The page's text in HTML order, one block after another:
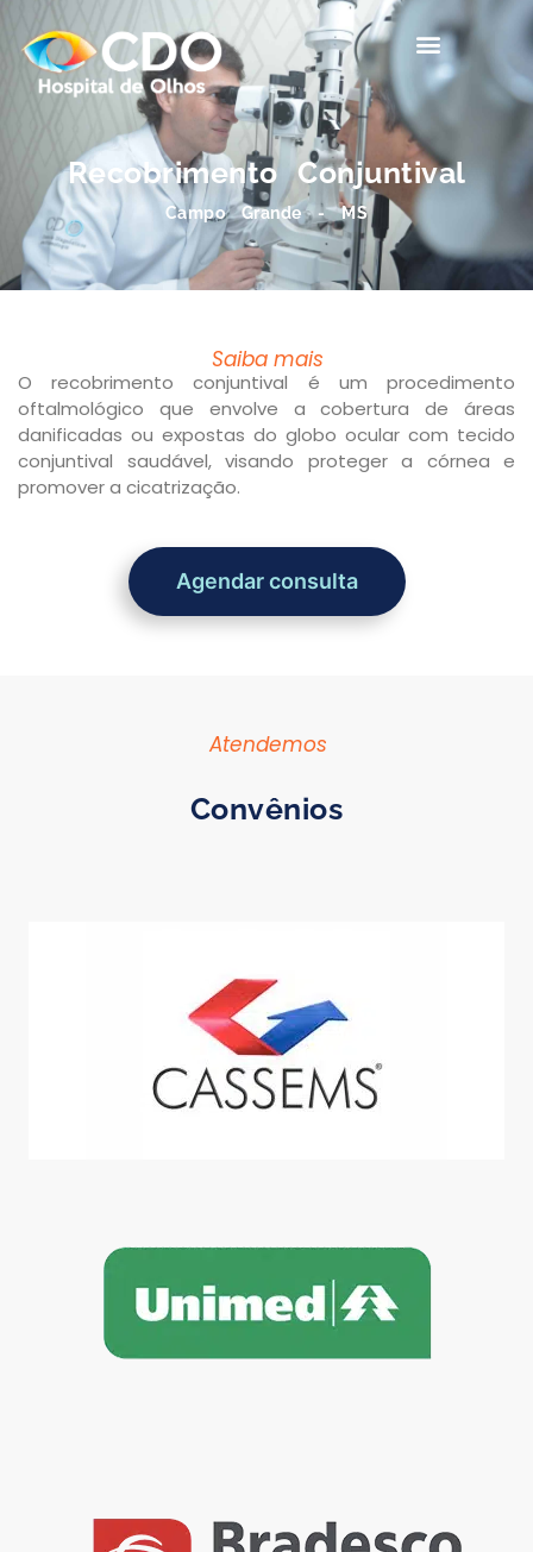
Recobrimento Conjuntival
Campo Grande - MS
Saiba mais
O recobrimento conjuntival é um procedimento
oftalmológico que envolve a cobertura de áreas
danificadas ou expostas do globo ocular com tecido
conjuntival saudável, visando proteger a córnea e
promover a cicatrização.
Agendar consulta
Atendemos
Convênios